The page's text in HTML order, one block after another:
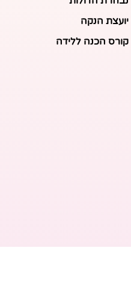
יועצת הנקה
קורס הכנה ללידה